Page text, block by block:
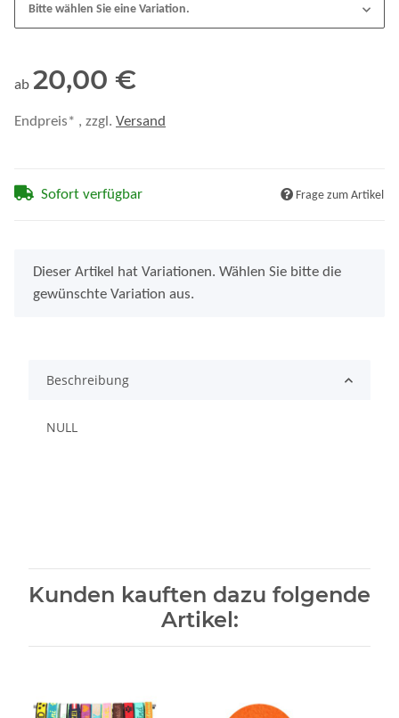
Bitte wählen Sie eine Variation.
ab 20,00 €
Endpreis* , zzgl. Versand
Sofort verfügbar Frage zum Artikel
xDieser Artikel hat Variationen. Wählen Sie bitte die
gewünschte Variation aus.
Beschreibung
NULL
Kunden kauften dazu folgende
Artikel: